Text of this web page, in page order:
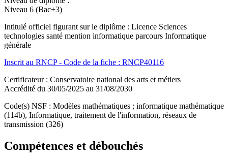
Niveau 6 (Bac+3)
Intitulé officiel figurant sur le diplôme : Licence Sciences
technologies santé mention informatique parcours Informatique
générale
Inscrit au RNCP - Code de la fiche : RNCP40116
Certificateur : Conservatoire national des arts et métiers
Accrédité du 30/05/2025 au 31/08/2030
Code(s) NSF : Modèles mathématiques ; informatique mathématique
(114b), Informatique, traitement de l'information, réseaux de
transmission (326)
Compétences et débouchés